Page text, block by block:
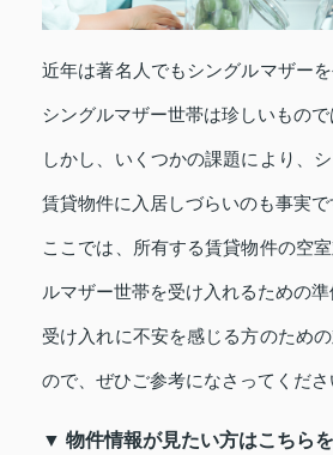
近年は著名人でもシングルマザーを
シングルマザー世帯は珍しいもので
しかし、いくつかの課題により、
賃貸物件に入居しづらいのも事実で
ここでは、所有する賃貸物件の空
ルマザー世帯を受け入れるための準
受け入れに不安を感じる方のため
ので、ぜひご参考になさってくださ
▼ 物件情報が見たい方はこちら